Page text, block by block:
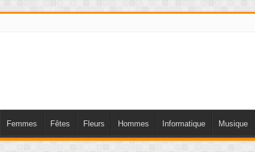
Femmes Fêtes Fleurs Hommes Informatique Musique